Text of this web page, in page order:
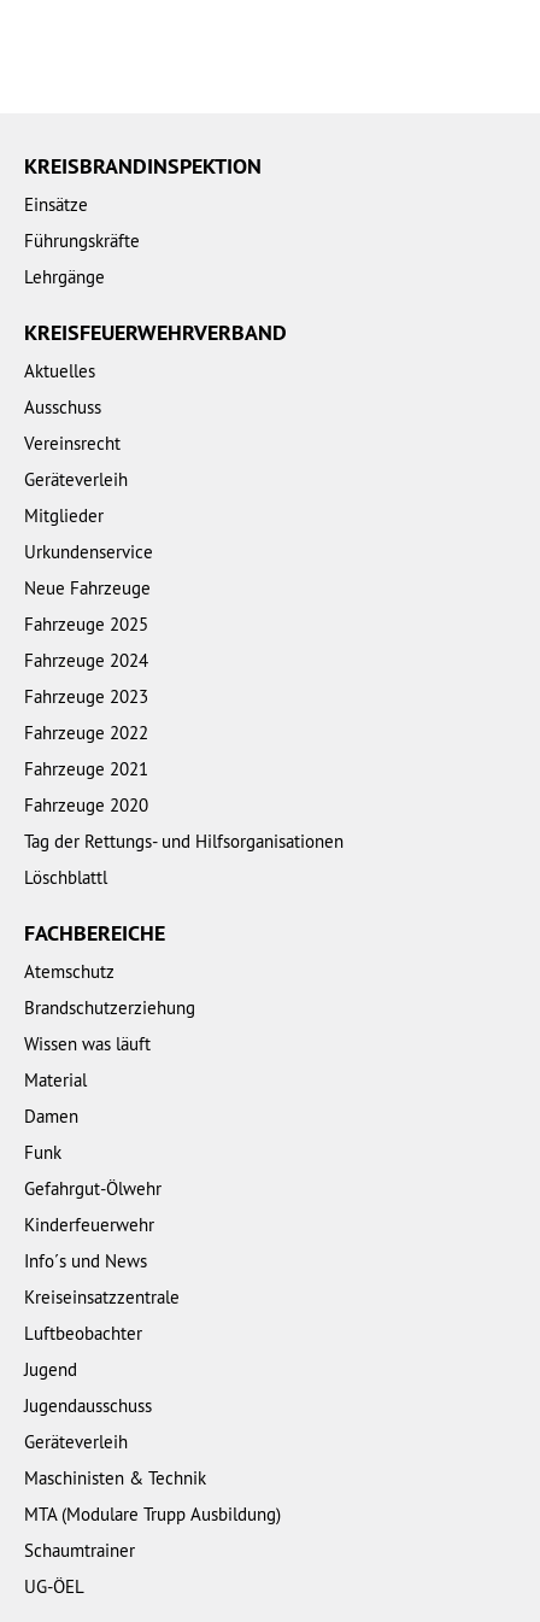
KREISBRANDINSPEKTION
Einsätze
Führungskräfte
Lehrgänge
KREISFEUERWEHRVERBAND
Aktuelles
Ausschuss
Vereinsrecht
Geräteverleih
Mitglieder
Urkundenservice
Neue Fahrzeuge
Fahrzeuge 2025
Fahrzeuge 2024
Fahrzeuge 2023
Fahrzeuge 2022
Fahrzeuge 2021
Fahrzeuge 2020
Tag der Rettungs- und Hilfsorganisationen
Löschblattl
FACHBEREICHE
Atemschutz
Brandschutzerziehung
Wissen was läuft
Material
Damen
Funk
Gefahrgut-Ölwehr
Kinderfeuerwehr
Info´s und News
Kreiseinsatzzentrale
Luftbeobachter
Jugend
Jugendausschuss
Geräteverleih
Maschinisten & Technik
MTA (Modulare Trupp Ausbildung)
Schaumtrainer
UG-ÖEL